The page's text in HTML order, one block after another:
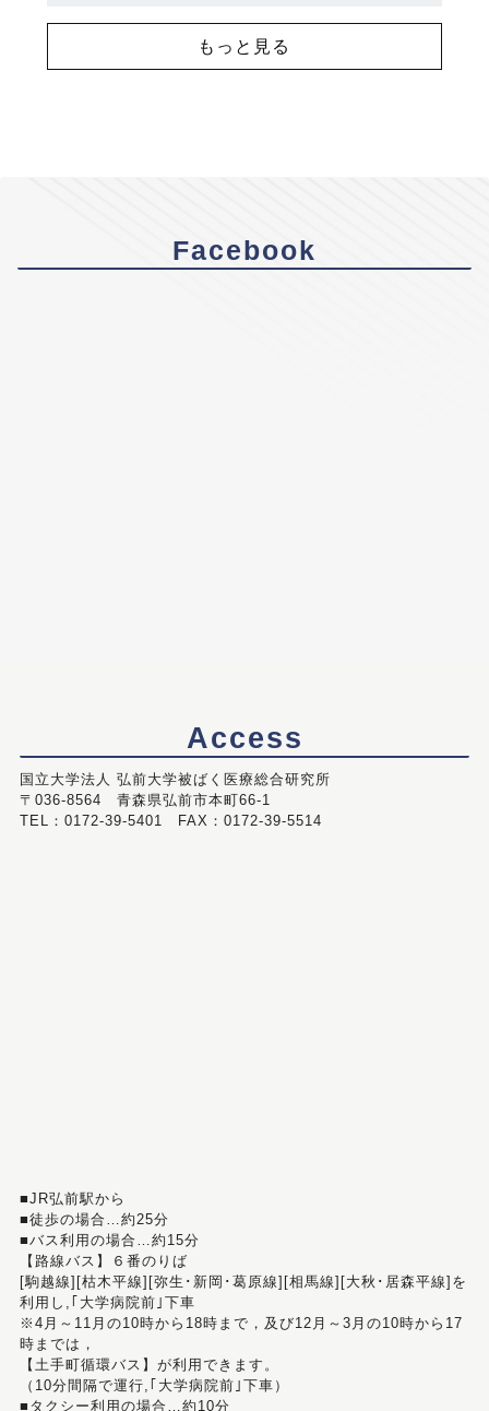
もっと見る
Facebook
Access
国立大学法人 弘前大学被ばく医療総合研究所
〒036-8564 青森県弘前市本町66-1
TEL：0172-39-5401 FAX：0172-39-5514
■JR弘前駅から
■徒歩の場合…約25分
■バス利用の場合…約15分
【路線バス】６番のりば
[駒越線][枯木平線][弥生･新岡･葛原線][相馬線][大秋･居森平線]を
利用し,｢大学病院前｣下車
※4月～11月の10時から18時まで，及び12月～3月の10時から17
時までは，
【土手町循環バス】が利用できます。
（10分間隔で運行,｢大学病院前｣下車）
■タクシー利用の場合…約10分